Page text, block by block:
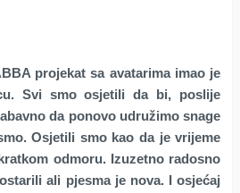
projekat sa avatarima imao je
Svi smo osjetili da bi, poslije
da ponovo udružimo snage
Osjetili smo kao da je vrijeme
odmoru. Izuzetno radosno
ali pjesma je nova. I osjećaj